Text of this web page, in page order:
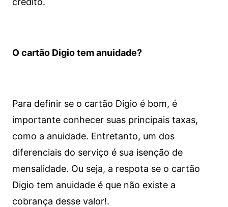
O cartão Digio tem anuidade?
Para definir se o cartão Digio é bom, é
importante conhecer suas principais taxas,
como a anuidade. Entretanto, um dos
diferenciais do serviço é sua isenção de
mensalidade. Ou seja, a respota se o cartão
Digio tem anuidade é que não existe a
cobrança desse valor!.